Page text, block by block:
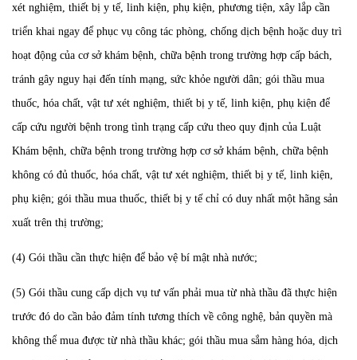
xét nghiệm, thiết bị y tế, linh kiện, phụ kiện, phương tiện, xây lắp cần
triển khai ngay để phục vụ công tác phòng, chống dịch bệnh hoặc duy trì
hoạt động của cơ sở khám bệnh, chữa bệnh trong trường hợp cấp bách,
tránh gây nguy hại đến tính mạng, sức khỏe người dân; gói thầu mua
thuốc, hóa chất, vật tư xét nghiệm, thiết bị y tế, linh kiện, phụ kiện để
cấp cứu người bệnh trong tình trạng cấp cứu theo quy định của Luật
Khám bệnh, chữa bệnh trong trường hợp cơ sở khám bệnh, chữa bệnh
không có đủ thuốc, hóa chất, vật tư xét nghiệm, thiết bị y tế, linh kiện,
phụ kiện; gói thầu mua thuốc, thiết bị y tế chỉ có duy nhất một hãng sản
xuất trên thị trường;
(4) Gói thầu cần thực hiện để bảo vệ bí mật nhà nước;
(5) Gói thầu cung cấp dịch vụ tư vấn phải mua từ nhà thầu đã thực hiện
trước đó do cần bảo đảm tính tương thích về công nghệ, bản quyền mà
không thể mua được từ nhà thầu khác; gói thầu mua sắm hàng hóa, dịch